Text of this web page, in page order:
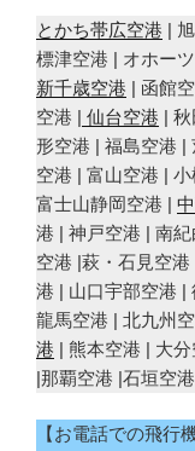
とかち帯広空港 |
標津空港 | オホー
新千歳空港 | 函館
空港 | 仙台空港 |
形空港 | 福島空港 |
空港 | 富山空港 |
富士山静岡空港 |
港 | 神戸空港 | 南
空港 |萩・石見空
港 | 山口宇部空港 |
龍馬空港 | 北九州
港 | 熊本空港 | 大分
|那覇空港 |石垣空
【お電話での飛行